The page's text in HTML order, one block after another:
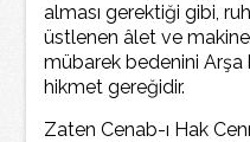
alması gerektiği gibi,
üstlenen âlet ve
mübarek bedenini Arşa
hikmet gereğidir.
Zaten Cenab-ı Hak